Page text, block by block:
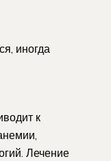
иногда
к
Лечение